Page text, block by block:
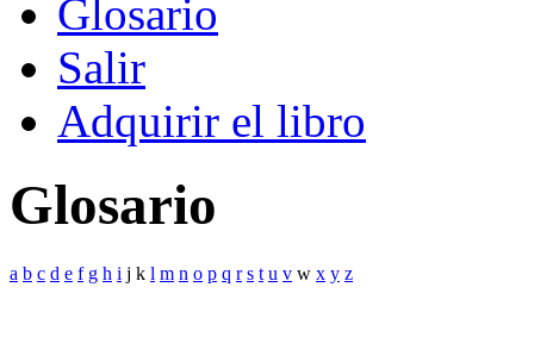
Glosario
Salir
Adquirir el libro
Glosario
a b c d e f g h i j k l m n o p q r s t u v w x y z